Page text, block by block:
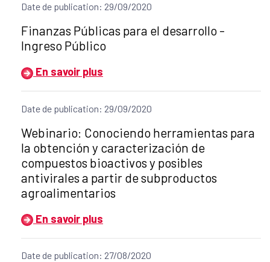
Date de publication: 29/09/2020
Título del anuncio:
Finanzas Públicas para el desarrollo -
Ingreso Público
En savoir plus
Date de publication: 29/09/2020
Título del anuncio:
Webinario: Conociendo herramientas para
la obtención y caracterización de
compuestos bioactivos y posibles
antivirales a partir de subproductos
agroalimentarios
En savoir plus
Date de publication: 27/08/2020